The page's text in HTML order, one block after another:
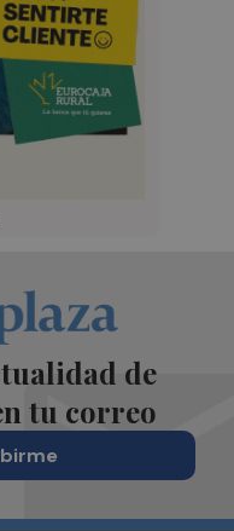
de
tu correo